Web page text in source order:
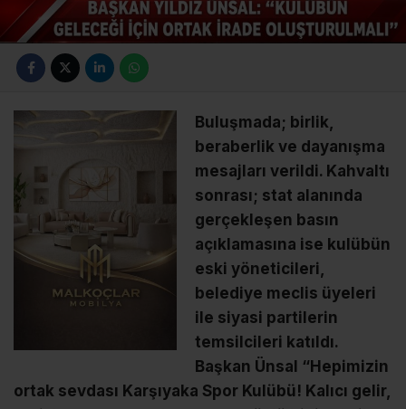
Buluşmada; birlik,
beraberlik ve dayanışma
mesajları verildi. Kahvaltı
sonrası; stat alanında
gerçekleşen basın
açıklamasına ise kulübün
eski yöneticileri,
belediye meclis üyeleri
ile siyasi partilerin
temsilcileri katıldı.
Başkan Ünsal “Hepimizin
ortak sevdası Karşıyaka Spor Kulübü! Kalıcı gelir,